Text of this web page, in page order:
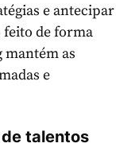
e antecipar
feito de forma
as
e
talentos